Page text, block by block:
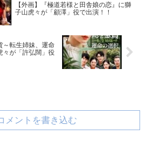
【外画】『極道若様と田舎娘の恋』に獅
子山虎々が「顧澤」役で出演！！
～転生姉妹、運命
々が「許弘闊」役
メントを書き込む